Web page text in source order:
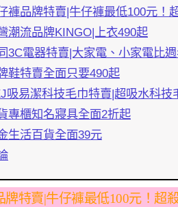
褲品牌特賣|牛仔褲最低100元！
潮流品牌KINGO|上衣490起
3C電器特賣|大家電、小家電比
鞋特賣全面只要490起
吸易潔科技毛巾特賣|超吸水科技
專櫃知名寢具全面2折起
生活百貨全面39元
牌特賣|牛仔褲最低100元！超